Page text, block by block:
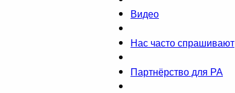
Видео
Нас часто спрашивают
Партнёрство для РА